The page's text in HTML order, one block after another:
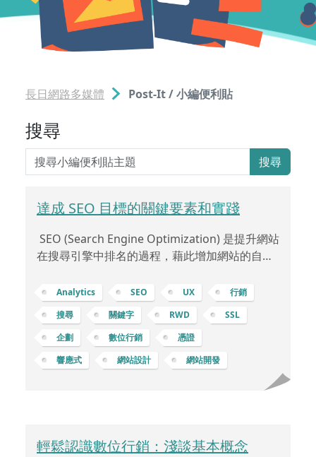
長日網路多媒體 Post-It / 小編便利貼
搜尋
搜尋
達成 SEO 目標的關鍵要素和實踐
SEO (Search Engine Optimization) 是提升網站
在搜尋引擎中排名的過程，藉此增加網站的自然
鍵字研究 (Keyword Research)：找出與業務相
關且具有搜尋量的關鍵字，以便在內容中使用這
些關鍵字。 產業和目標定位：先了解產業趨勢，
明確目標受眾及其需求，以確保選擇到關鍵字能
夠真正符合目標。競爭分析：研究競爭對手的關
鍵字使用情況，了解他們的成功之處，並找出可
Analytics SEO UX
行銷
搜尋
關鍵字 RWD
SSL
企劃
數位行銷
憑證
響應式
網站設計 網站開發
輕鬆認識數位行銷：淺談基本概念